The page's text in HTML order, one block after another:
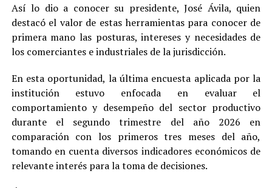
Así lo dio a conocer su presidente, José Ávila, quien
destacó el valor de estas herramientas para conocer de
primera mano las posturas, intereses y necesidades de
los comerciantes e industriales de la jurisdicción.
En esta oportunidad, la última encuesta aplicada por la
institución estuvo enfocada en evaluar el
comportamiento y desempeño del sector productivo
durante el segundo trimestre del año 2026 en
comparación con los primeros tres meses del año,
tomando en cuenta diversos indicadores económicos de
relevante interés para la toma de decisiones.